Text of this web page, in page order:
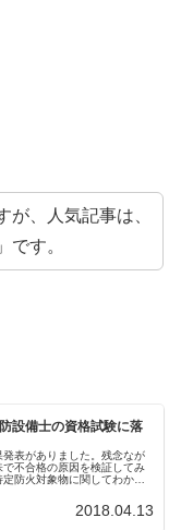
が、人気記事は、
です。
設備士の資格試験に落
表がありました。残念なが
不合格の原因を検証してみ
防火対象物に関してわかり
2018.04.13